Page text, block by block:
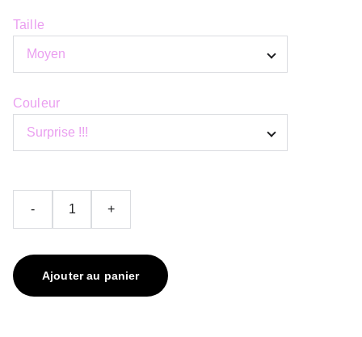
Taille
Couleur
- +
Ajouter au panier